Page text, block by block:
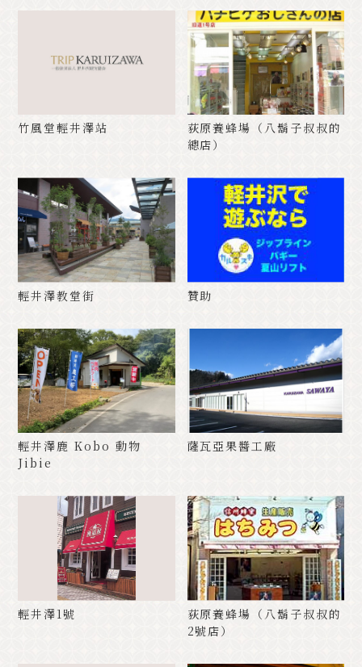
竹風堂輕井澤站
荻原養蜂場（八鬍子叔叔的
總店）
輕井澤教堂街 贊助
輕井澤鹿 Kobo 動物
Jibie
薩瓦亞果醬工廠
輕井澤1號
荻原養蜂場（八鬍子叔叔的
2號店）